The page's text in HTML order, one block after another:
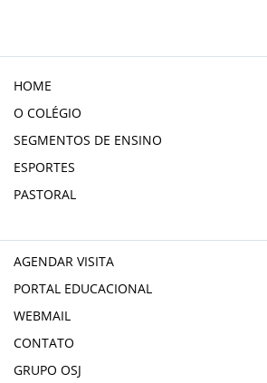
HOME
O COLÉGIO
SEGMENTOS DE ENSINO
ESPORTES
PASTORAL
AGENDAR VISITA
PORTAL EDUCACIONAL
WEBMAIL
CONTATO
GRUPO OSJ